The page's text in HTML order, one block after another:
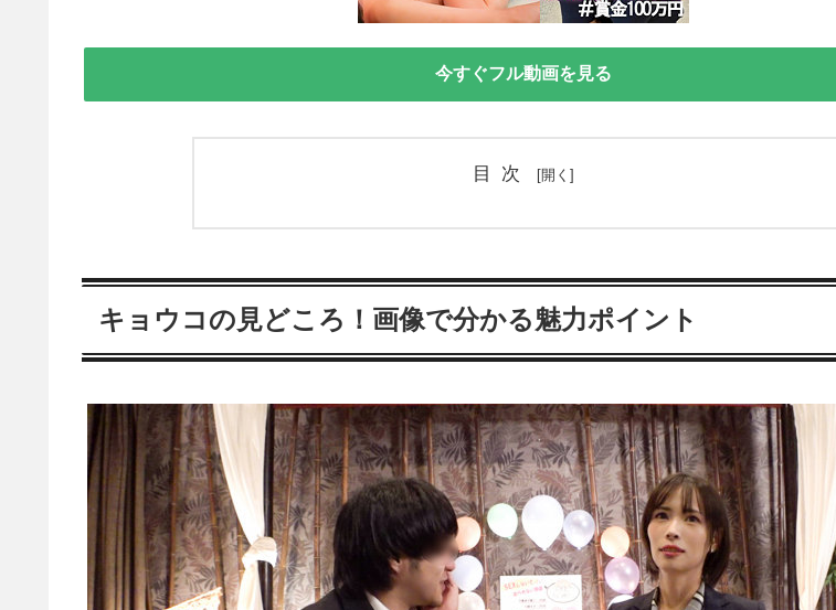
今すぐフル動画を見る
目次
キョウコの見どころ！画像で分かる魅力ポイント